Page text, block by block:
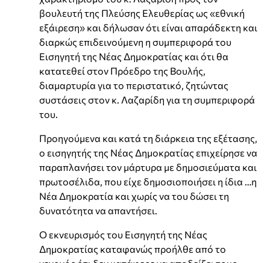
βουλευτή της Πλεύσης Ελευθερίας ως «εθνική
εξάιρεση» και δήλωσαν ότι είναι απαράδεκτη και
διαρκώς επιδεινούμενη η συμπεριφορά του
Εισηγητή της Νέας Δημοκρατίας και ότι θα
κατατεθεί στον Πρόεδρο της Βουλής,
διαμαρτυρία για το περιστατικό, ζητώντας
συστάσεις στον κ. Λαζαρίδη για τη συμπεριφορά
του.
Προηγούμενα και κατά τη διάρκεια της εξέτασης,
ο εισηγητής της Νέας Δημοκρατίας επιχείρησε να
παραπλανήσει τον μάρτυρα με δημοσιεύματα και
πρωτοσέλιδα, που είχε δημοσιοποιήσει η ίδια …η
Νέα Δημοκρατία και χωρίς να του δώσει τη
δυνατότητα να απαντήσει.
Ο εκνευρισμός του Εισηγητή της Νέας
Δημοκρατίας καταφανώς προήλθε από το